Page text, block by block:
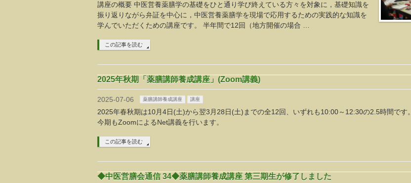
講座の概要 中医営養薬膳学の基礎をひと通り学び終えている方々を対象に，基礎知識を
振り返りながら弁証を中心に，中医営養薬膳学を現場で応用するための実践的な知識を
学んでいただくための講座です。 半年間で12回（地方開催の場合 …
この記事を読む
2025年秋期「薬膳講師養成講座」(Zoom講義)
2025-07-06 薬膳講師養成講座 講座
2025年春秋期は10月4日(土)から翌3月28日(土)までの全12回、いずれも10:00～12:30の2.5時間です。
今期もZoomによるNet講義を行います。
この記事を読む
◆中医営膳会通信 34◆薬膳講師養成講座 第三期生が修了しました